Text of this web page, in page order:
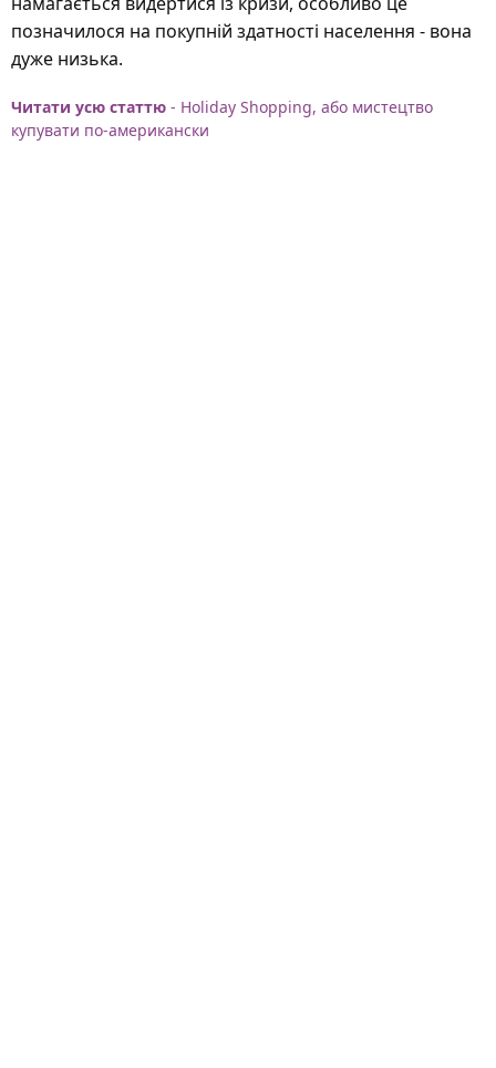
позначилося на покупній здатності населення - вона
дуже низька.
Читати усю статтю - Holiday Shopping, або мистецтво
купувати по-американски